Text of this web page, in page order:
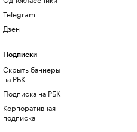
Telegram
Дзен
Подписки
Скрыть баннеры
на РБК
Подписка на РБК
Корпоративная
подписка